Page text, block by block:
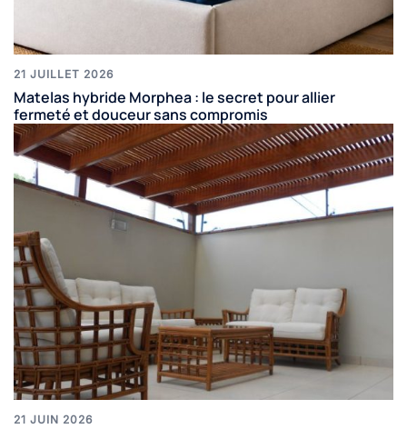
21 JUILLET 2026
Matelas hybride Morphea : le secret pour allier
fermeté et douceur sans compromis
21 JUIN 2026